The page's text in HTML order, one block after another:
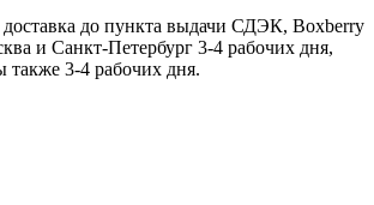
доставка до пункта выдачи СДЭК, Boxberry
и Санкт-Петербург 3-4 рабочих дня,
также 3-4 рабочих дня.